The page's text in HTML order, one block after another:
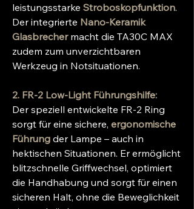
leistungsstarke Stroboskopfunktion.
Der integrierte Nano-Keramik
Glasbrechermacht die TA30C MAX
zudem zum unverzichtbaren
Werkzeug in Notsituationen.
2. FR-2 Low-Light Führungshilfe:
Der speziell entwickelte FR-2 Ring
sorgt für eine sichere, ergonomische
Führung der Lampe – auch in
hektischen Situationen. Er ermöglicht
blitzschnelle Griffwechsel, optimiert
die Handhabung und sorgt für einen
sicheren Halt, ohne die Beweglichkeit